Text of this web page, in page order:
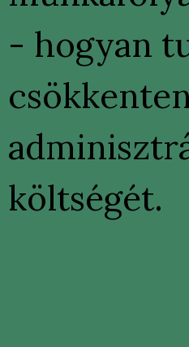
- hogyan
költségét.